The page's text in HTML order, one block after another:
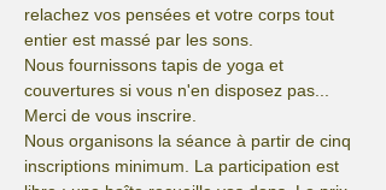
relachez vos pensées et votre corps tout
entier est massé par les sons.
Nous fournissons tapis de yoga et
couvertures si vous n'en disposez pas...
Merci de vous inscrire.
Nous organisons la séance à partir de cinq
inscriptions minimum. La participation est